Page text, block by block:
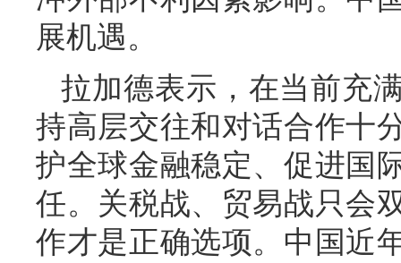
展机遇。
拉加德表示，在当前充
持高层交往和对话合作十
护全球金融稳定、促进国
任。关税战、贸易战只会
作才是正确选项。中国近